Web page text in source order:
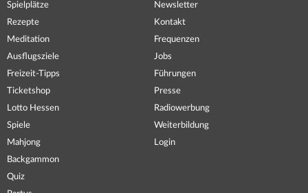
Spielplätze
Rezepte
Meditation
Ausflugsziele
Freizeit-Tipps
Ticketshop
Lotto Hessen
Spiele
Mahjong
Backgammon
Quiz
Newsletter
Kontakt
Frequenzen
Jobs
Führungen
Presse
Radiowerbung
Weiterbildung
Login